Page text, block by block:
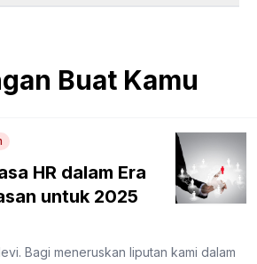
Buat Kamu
HR dalam Era
untuk 2025
Bagi meneruskan liputan kami dalam